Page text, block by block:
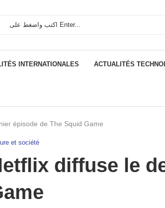
INTERNATIONALES ACTUALITÉS
épisode de The Squid Game
et société
diffuse le